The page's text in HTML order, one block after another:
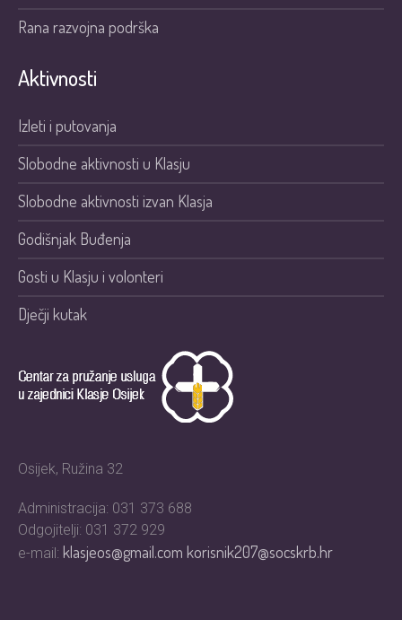
Rana razvojna podrška
Aktivnosti
Izleti i putovanja
Slobodne aktivnosti u Klasju
Slobodne aktivnosti izvan Klasja
Godišnjak Buđenja
Gosti u Klasju i volonteri
Dječji kutak
Osijek, Ružina 32
Administracija: 031 373 688
Odgojitelji: 031 372 929
e-mail: klasjeos@gmail.comkorisnik207@socskrb.hr